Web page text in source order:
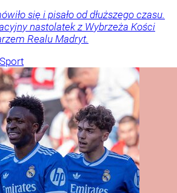
się i pisało od dłuższego czasu.
nastolatek z Wybrzeża Kości
Realu Madryt.
Sport